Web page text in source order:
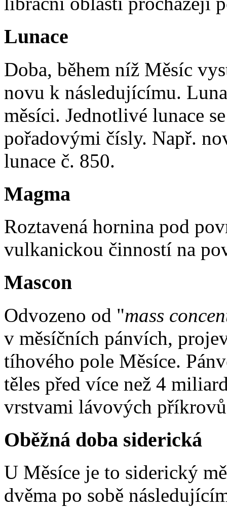
Lunace
Doba, během níž Měsíc
novu k následujícímu.
měsíci. Jednotlivé lunace
pořadovými čísly. Např.
lunace č. 850.
Magma
Roztavená hornina pod
vulkanickou činností na
Mascon
Odvozeno od "mass
v měsíčních pánvích,
tíhového pole Měsíce.
těles před více než 4
vrstvami lávových
Oběžná doba siderická
U Měsíce je to siderický
dvěma po sobě